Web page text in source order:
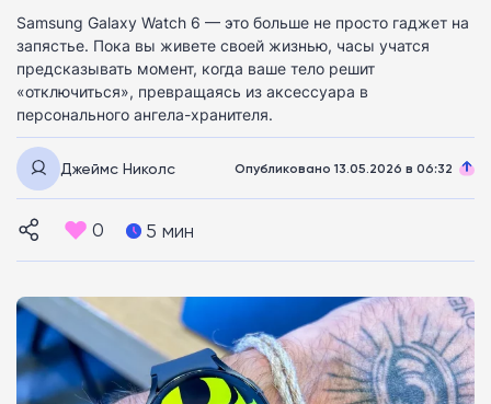
Samsung Galaxy Watch 6 — это больше не просто гаджет на
запястье. Пока вы живете своей жизнью, часы учатся
предсказывать момент, когда ваше тело решит
«отключиться», превращаясь из аксессуара в
персонального ангела-хранителя.
Джеймс Николс Опубликовано 13.05.2026 в 06:32
0 5 мин